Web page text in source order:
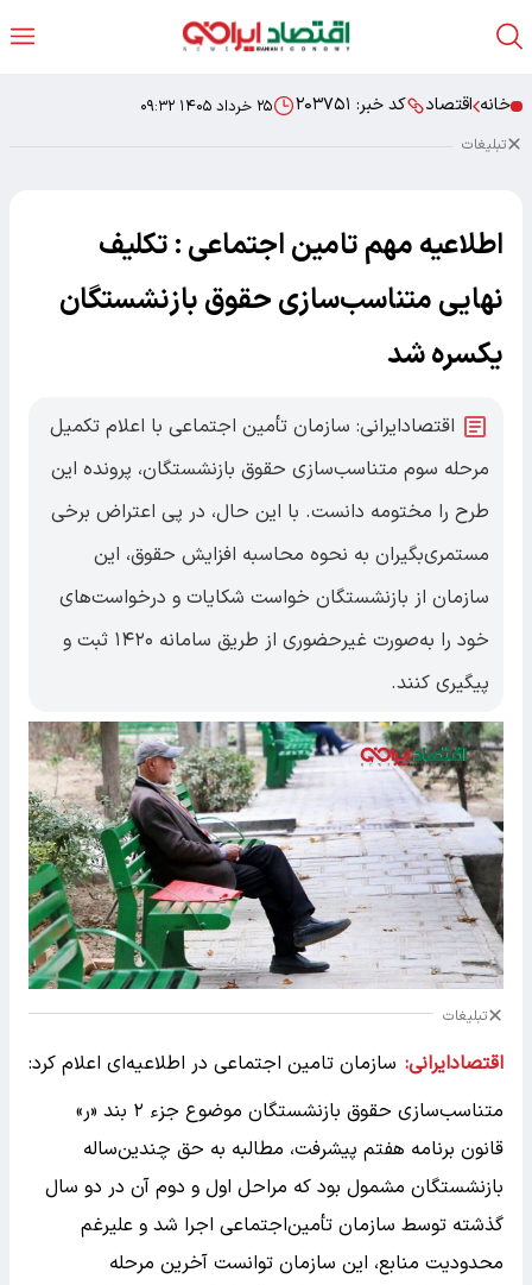
خانه اقتصاد کد خبر: ۲۰۳۷۵۱ ۲۵ خرداد ۱۴۰۵ ۰۹:۳۲
تبلیغات
اطلاعیه مهم تامین اجتماعی : تکلیف
نهایی متناسب‌سازی حقوق بازنشستگان
یکسره شد
اقتصادایرانی: سازمان تأمین اجتماعی با اعلام تکمیل
مرحله سوم متناسب‌سازی حقوق بازنشستگان، پرونده این
طرح را مختومه دانست. با این حال، در پی اعتراض برخی
مستمری‌بگیران به نحوه محاسبه افزایش حقوق، این
سازمان از بازنشستگان خواست شکایات و درخواست‌های
خود را به‌صورت غیرحضوری از طریق سامانه ۱۴۲۰ ثبت و
پیگیری کنند.
تبلیغات
اقتصادایرانی: سازمان تامین اجتماعی در اطلاعیه‌ای اعلام کرد:
متناسب‌سازی حقوق بازنشستگان موضوع جزء ۲ بند «ر»
قانون برنامه هفتم پیشرفت، مطالبه به حق چندین‌ساله
بازنشستگان مشمول بود که مراحل اول و دوم آن در دو سال
گذشته توسط سازمان تأمین‌اجتماعی اجرا شد و علیرغم
محدودیت منابع، این سازمان توانست آخرین مرحله